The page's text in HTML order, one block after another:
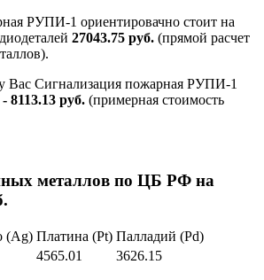
РУПИ-1 ориентировачно стоит на
27043.75 руб. (прямой расчет
Вас Сигнализация пожарная РУПИ-1
8113.13 руб. (примерная стоимость
металлов по ЦБ РФ на
(Ag) Платина (Pt) Палладий (Pd)
4565.01 3626.15